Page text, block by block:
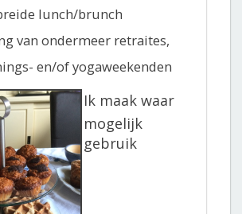
lunch/brunch
van ondermeer retraites,
en/of yogaweekenden
Ik maak waar
mogelijk
gebruik